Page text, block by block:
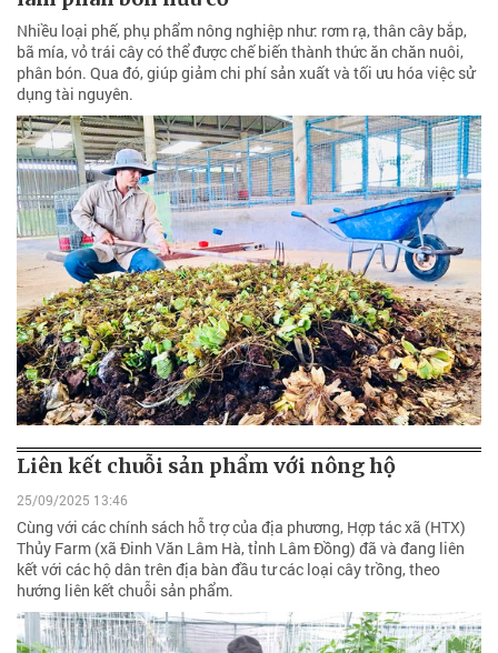
Nhiều loại phế, phụ phẩm nông nghiệp như: rơm rạ, thân cây bắp,
bã mía, vỏ trái cây có thể được chế biến thành thức ăn chăn nuôi,
phân bón. Qua đó, giúp giảm chi phí sản xuất và tối ưu hóa việc sử
dụng tài nguyên.
Liên kết chuỗi sản phẩm với nông hộ
25/09/2025 13:46
Cùng với các chính sách hỗ trợ của địa phương, Hợp tác xã (HTX)
Thủy Farm (xã Đinh Văn Lâm Hà, tỉnh Lâm Đồng) đã và đang liên
kết với các hộ dân trên địa bàn đầu tư các loại cây trồng, theo
hướng liên kết chuỗi sản phẩm.